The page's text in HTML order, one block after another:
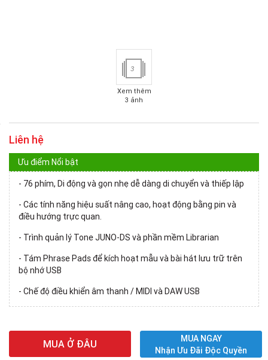
3
Xem thêm
3 ảnh
Liên hệ
Ưu điểm Nổi bật
- 76 phím, Di động và gọn nhẹ dễ dàng di chuyển và thiếp lập
- Các tính năng hiệu suất nâng cao, hoạt động bằng pin và
điều hướng trực quan.
- Trình quản lý Tone JUNO-DS và phần mềm Librarian
- Tám Phrase Pads để kích hoạt mẫu và bài hát lưu trữ trên
bộ nhớ USB
- Chế độ điều khiển âm thanh / MIDI và DAW USB
MUA Ở ĐÂU
MUA NGAY
Nhận Ưu Đãi Độc Quyền